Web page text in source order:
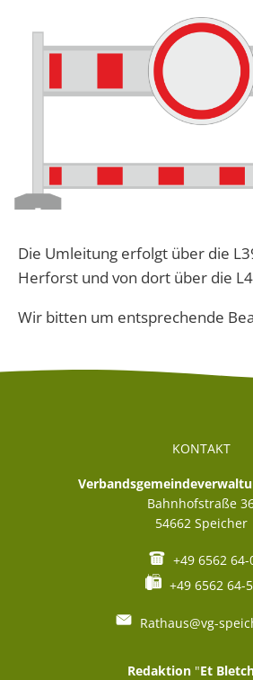
Die Umleitung erfolgt über die
Herforst und von dort über die
Wir bitten um entsprechende
KONTAKT
Bahnhofstraße
54662 Speicher
+49 6562 64-
+49 6562 64-
Rathaus@vg-
Redaktion "Et